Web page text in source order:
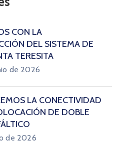
CON LA
DEL SISTEMA DE
TERESITA
de 2026
LA CONECTIVIDAD
DE DOBLE
de 2026